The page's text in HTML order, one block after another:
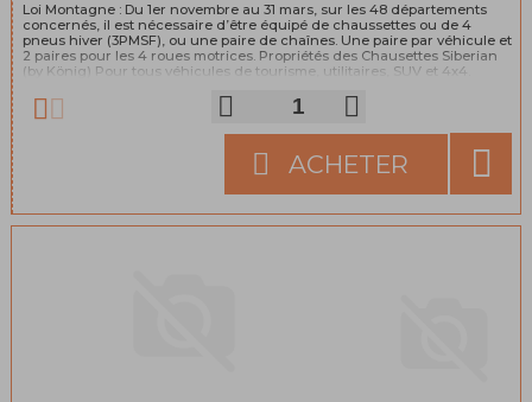
Loi Montagne : Du 1er novembre au 31 mars, sur les 48 départements
concernés, il est nécessaire d’être équipé de chaussettes ou de 4
pneus hiver (3PMSF), ou une paire de chaînes. Une paire par véhicule et
2 paires pour les 4 roues motrices. Propriétés des Chausettes Siberian
(by König) Pour tous véhicules de tourisme, utilitaires, SUV et 4x4.
Norme EN 16662-1. Facile à mettre en place. Aucun dommage aux roues.
Comportement sans vibration ni bruit. Légères, faciles à manipuler et à
transporter. Produits conçus pour résister à des conditions externes et
alternants neige, glace et asphalte. Composition: 100% Polyolefin.
>Cliquez pour tout savoir sur la loi montagne<“
ACHETER